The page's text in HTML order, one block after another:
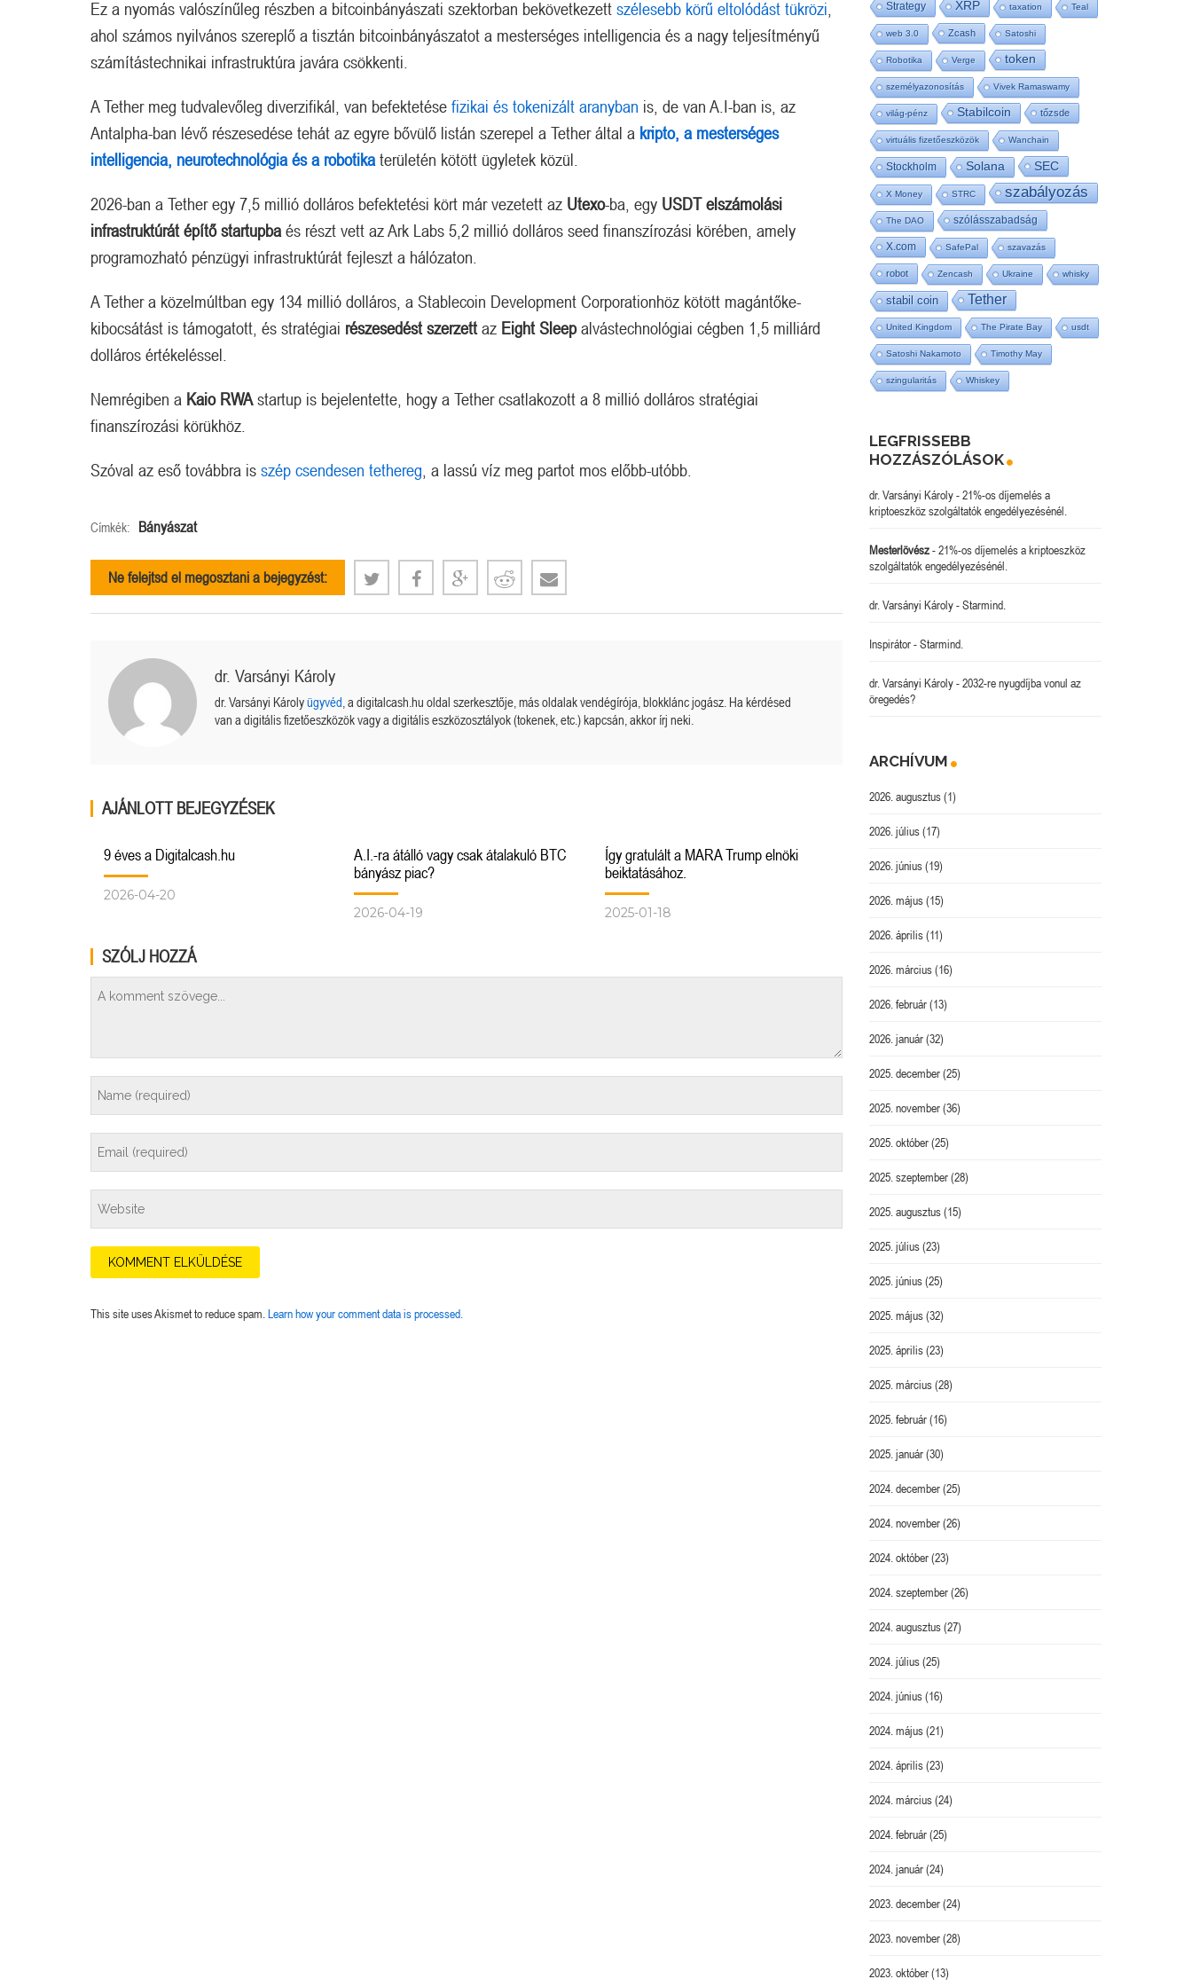
Ez a nyomás valószínűleg részben a bitcoinbányászati ​​szektorban bekövetkezett szélesebb körű eltolódást tükrözi
ahol számos nyilvános szereplő a tisztán bitcoinbányászatot a mesterséges intelligencia és a nagy teljesítményű
számítástechnikai infrastruktúra javára csökkenti.
A Tether meg tudvalevőleg diverzifikál, van befektetése fizikai és tokenizált aranyban is, de van A.I-ban is, az
Antalpha-ban lévő részesedése tehát az egyre bővülő listán szerepel a Tether által a kripto, a mesterséges
intelligencia, neurotechnológia és a robotika területén kötött ügyletek közül.
2026-ban a Tether egy 7,5 millió dolláros befektetési kört már vezetett az Utexo-ba, egy USDT elszámolási
infrastruktúrát építő startupba és részt vett az Ark Labs 5,2 millió dolláros seed finanszírozási körében, amely
programozható pénzügyi infrastruktúrát fejleszt a hálózaton.
A Tether a közelmúltban egy 134 millió dolláros, a Stablecoin Development Corporationhöz kötött magántőke-
kibocsátást is támogatott, és stratégiai részesedést szerzett az Eight Sleepalvástechnológiai cégben 1,5 milliárd
dolláros értékeléssel.
Nemrégiben a Kaio RWAstartup is bejelentette, hogy a Tether csatlakozott a 8 millió dolláros stratégiai
finanszírozási körükhöz.
Szóval az eső továbbra is szép csendesen tethereg , a lassú víz meg partot mos előbb-utóbb.
Címkék: Bányászat
Ne felejtsd el megosztani a bejegyzést:
dr. Varsányi Károly
dr. Varsányi Károlyügyvéd , a digitalcash.hu oldal szerkesztője, más oldalak vendégírója, blokklánc jogász. Ha kérdésed
van a digitális fizetőeszközök vagy a digitális eszközosztályok (tokenek, etc.) kapcsán, akkor írj neki.
AJÁNLOTT BEJEGYZÉSEK
9 éves a Digitalcash.hu
2026-04-20
A.I.-ra átálló vagy csak átalakuló BTC
bányász piac?
2026-04-19
Így gratulált a MARA Trump elnöki
beiktatásához.
2025-01-18
SZÓLJ HOZZÁ
This site uses Akismet to reduce spam. Learn how your comment data is processed.
Strategy XRP taxation Teal
web 3.0 Zcash Satoshi
Robotika Verge token
személyazonosítás Vivek Ramaswamy
világ-pénz Stabilcoin tőzsde
virtuális fizetőeszközök Wanchain
Stockholm Solana SEC
X Money STRC szabályozás
The DAO szólásszabadság
X.com SafePal szavazás
robot Zencash Ukraine whisky
stabil coin Tether
United Kingdom The Pirate Bay usdt
Satoshi Nakamoto Timothy May
szingularitás Whiskey
LEGFRISSEBB
HOZZÁSZÓLÁSOK
dr. Varsányi Károly-21%-os díjemelés a
kriptoeszköz szolgáltatók engedélyezésénél.
Mesterlövész-21%-os díjemelés a kriptoeszköz
szolgáltatók engedélyezésénél.
dr. Varsányi Károly-Starmind.
Inspirátor-Starmind.
dr. Varsányi Károly-2032-re nyugdíjba vonul az
öregedés?
ARCHÍVUM
2026. augusztus(1)
2026. július(17)
2026. június(19)
2026. május(15)
2026. április(11)
2026. március(16)
2026. február(13)
2026. január(32)
2025. december(25)
2025. november(36)
2025. október(25)
2025. szeptember(28)
2025. augusztus(15)
2025. július(23)
2025. június(25)
2025. május(32)
2025. április(23)
2025. március(28)
2025. február(16)
2025. január(30)
2024. december(25)
2024. november(26)
2024. október(23)
2024. szeptember(26)
2024. augusztus(27)
2024. július(25)
2024. június(16)
2024. május(21)
2024. április(23)
2024. március(24)
2024. február(25)
2024. január(24)
2023. december(24)
2023. november(28)
2023. október(13)